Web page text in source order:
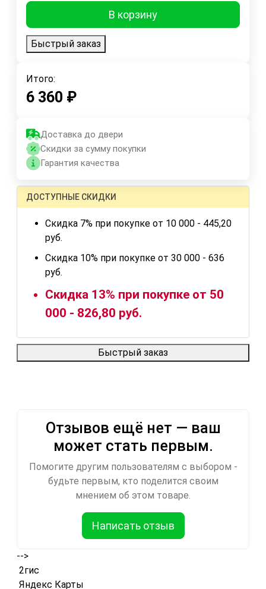
В корзину
Быстрый заказ
Итого:
6 360 ₽
Доставка до двери
Скидки за сумму покупки
Гарантия качества
ДОСТУПНЫЕ СКИДКИ
Скидка 7% при покупке от 10 000 - 445,20
руб.
Скидка 10% при покупке от 30 000 - 636
руб.
Скидка 13% при покупке от 50
000 - 826,80 руб.
Быстрый заказ
Отзывов ещё нет — ваш
может стать первым.
Помогите другим пользователям с выбором -
будьте первым, кто поделится своим
мнением об этом товаре.
Написать отзыв
-->
2гис
Яндекс Карты